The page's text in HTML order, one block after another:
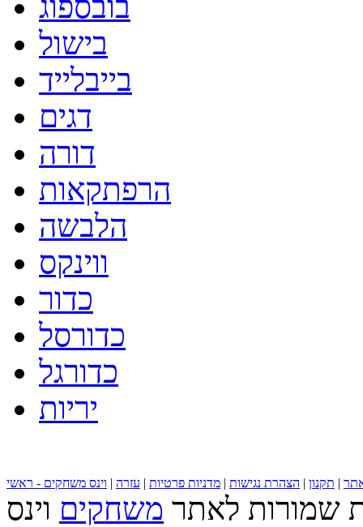
בישול
בייבלייד
דגים
דורה
הרפתקאות
הלבשה
ווינקס
כדור
כדורסל
כדורגל
יריות
| תקנון | הצהרת נגישות | מדניות פרטיות | עזרה | וינס משחקים - ראשי
שמורות לאתר משחקים